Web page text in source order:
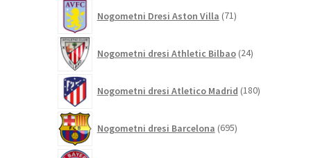
Nogometni Dresi Aston Villa 71izdelkov
Nogometni dresi Athletic Bilbao 24izdelkov
Nogometni dresi Atletico Madrid 180izdelkov
Nogometni dresi Barcelona 695izdelkov